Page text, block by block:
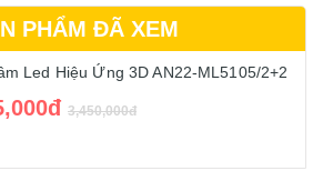
PHẨM ĐÃ XEM
Led Hiệu Ứng 3D AN22-ML5105/2+2
3,450,000đ